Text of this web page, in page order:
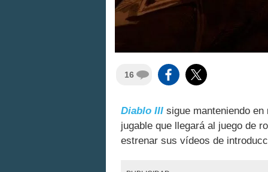
16
Diablo III sigue manteniendo en
jugable que llegará al juego de
estrenar sus vídeos de